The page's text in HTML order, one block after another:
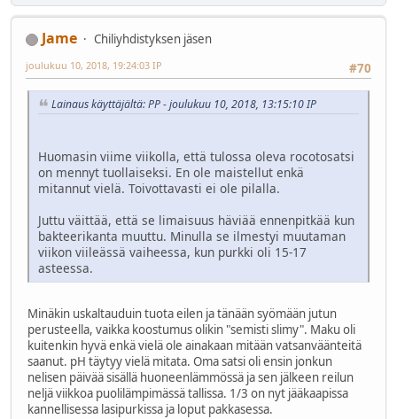
Jame
Chiliyhdistyksen jäsen
#70
joulukuu 10, 2018, 19:24:03 IP
Lainaus käyttäjältä: PP - joulukuu 10, 2018, 13:15:10 IP
Huomasin viime viikolla, että tulossa oleva rocotosatsi
on mennyt tuollaiseksi. En ole maistellut enkä
mitannut vielä. Toivottavasti ei ole pilalla.
Juttu väittää, että se limaisuus häviää ennenpitkää kun
bakteerikanta muuttu. Minulla se ilmestyi muutaman
viikon viileässä vaiheessa, kun purkki oli 15-17
asteessa.
Minäkin uskaltauduin tuota eilen ja tänään syömään jutun
perusteella, vaikka koostumus olikin "semisti slimy". Maku oli
kuitenkin hyvä enkä vielä ole ainakaan mitään vatsanväänteitä
saanut. pH täytyy vielä mitata. Oma satsi oli ensin jonkun
nelisen päivää sisällä huoneenlämmössä ja sen jälkeen reilun
neljä viikkoa puolilämpimässä tallissa. 1/3 on nyt jääkaapissa
kannellisessa lasipurkissa ja loput pakkasessa.